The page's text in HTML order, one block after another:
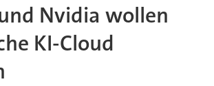
Nvidia wollen
KI-Cloud